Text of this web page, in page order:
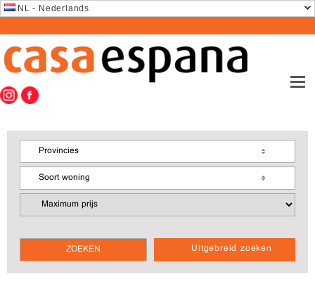
NL - Nederlands
Uitgebreid zoeken
Provincies
Soort woning